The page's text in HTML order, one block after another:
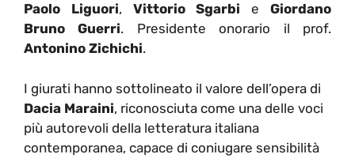
Paolo Liguori, Vittorio Sgarbi eGiordano
Bruno Guerri. Presidente onorario il prof.
Antonino Zichichi.
I giurati hanno sottolineato il valore dell’opera di
Dacia Maraini, riconosciuta come una delle voci
più autorevoli della letteratura italiana
contemporanea, capace di coniugare sensibilità